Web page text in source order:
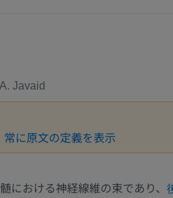
Javaid
常に原文の定義を表示
における神経線維の束であり、